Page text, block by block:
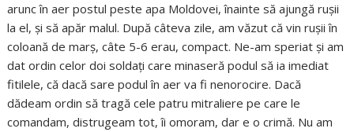
arunc în aer postul peste apa Moldovei, înainte să ajungă rușii
la el, și să apăr malul. După câteva zile, am văzut că vin rușii în
coloană de marș, câte 5-6 erau, compact. Ne-am speriat și am
dat ordin celor doi soldați care minaseră podul să ia imediat
fitilele, că dacă sare podul în aer va fi nenorocire. Dacă
dădeam ordin să tragă cele patru mitraliere pe care le
comandam, distrugeam tot, îi omoram, dar e o crimă. Nu am